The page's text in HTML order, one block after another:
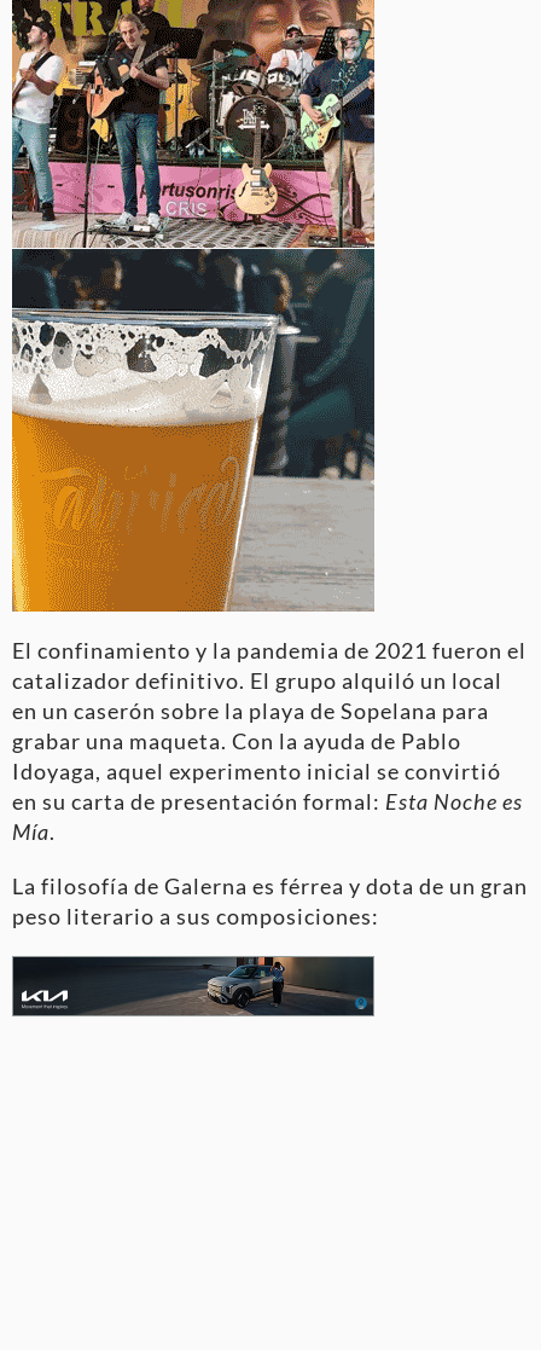
El confinamiento y la pandemia de 2021 fueron el
catalizador definitivo. El grupo alquiló un local
en un caserón sobre la playa de Sopelana para
grabar una maqueta. Con la ayuda de Pablo
Idoyaga, aquel experimento inicial se convirtió
en su carta de presentación formal: Esta Noche es
Mía.
La filosofía de Galerna es férrea y dota de un gran
peso literario a sus composiciones: